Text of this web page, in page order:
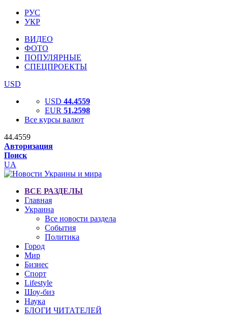
РУС
УКР
ВИДЕО
ФОТО
ПОПУЛЯРНЫЕ
СПЕЦПРОЕКТЫ
USD
USD 44.4559
EUR 51.2598
Все курсы валют
44.4559
Авторизация
Поиск
UA
ВСЕ РАЗДЕЛЫ
Главная
Украина
Все новости раздела
События
Политика
Город
Мир
Бизнес
Спорт
Lifestyle
Шоу-биз
Наука
БЛОГИ ЧИТАТЕЛЕЙ